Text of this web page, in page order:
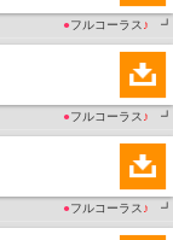
●フルコーラス ♪ ┛
●フルコーラス ♪ ┛
●フルコーラス ♪ ┛